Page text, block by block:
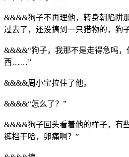
&&&&狗子不再理他，转身朝陷阱
过去了，还没搞到一只猎物的，狗
&&&&“狗子，我那不是走得急吗，
西……”
&&&&周小宝拉住了他。
&&&&“怎么了？”
&&&&狗子回头看着他的样子，有
裤档干哈，卵痛啊？”